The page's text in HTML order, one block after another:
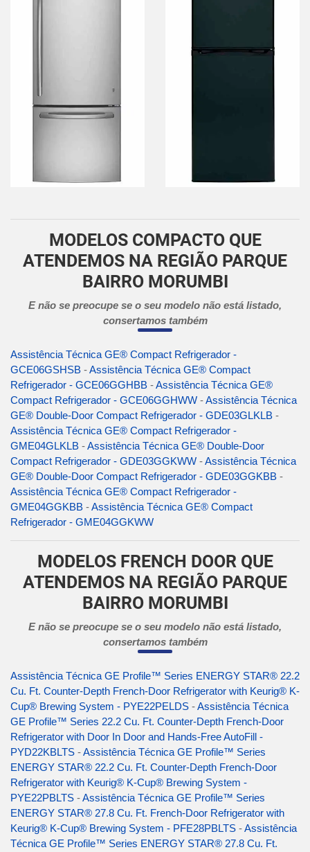
MODELOS COMPACTO QUE
ATENDEMOS NA REGIÃO PARQUE
BAIRRO MORUMBI
E não se preocupe se o seu modelo não está listado,
consertamos também
Assistência Técnica GE® Compact Refrigerador -
GCE06GSHSB -Assistência Técnica GE® Compact
Refrigerador - GCE06GGHBB -Assistência Técnica GE®
Compact Refrigerador - GCE06GGHWW -Assistência Técnica
GE® Double-Door Compact Refrigerador - GDE03GLKLB -
Assistência Técnica GE® Compact Refrigerador -
GME04GLKLB -Assistência Técnica GE® Double-Door
Compact Refrigerador - GDE03GGKWW -Assistência Técnica
GE® Double-Door Compact Refrigerador - GDE03GGKBB -
Assistência Técnica GE® Compact Refrigerador -
GME04GGKBB -Assistência Técnica GE® Compact
Refrigerador - GME04GGKWW
MODELOS FRENCH DOOR QUE
ATENDEMOS NA REGIÃO PARQUE
BAIRRO MORUMBI
E não se preocupe se o seu modelo não está listado,
consertamos também
Assistência Técnica GE Profile™ Series ENERGY STAR® 22.2
Cu. Ft. Counter-Depth French-Door Refrigerator with Keurig® K-
Cup® Brewing System - PYE22PELDS -Assistência Técnica
GE Profile™ Series 22.2 Cu. Ft. Counter-Depth French-Door
Refrigerator with Door In Door and Hands-Free AutoFill -
PYD22KBLTS -Assistência Técnica GE Profile™ Series
ENERGY STAR® 22.2 Cu. Ft. Counter-Depth French-Door
Refrigerator with Keurig® K-Cup® Brewing System -
PYE22PBLTS -Assistência Técnica GE Profile™ Series
ENERGY STAR® 27.8 Cu. Ft. French-Door Refrigerator with
Keurig® K-Cup® Brewing System - PFE28PBLTS -Assistência
Técnica GE Profile™ Series ENERGY STAR® 27.8 Cu. Ft.